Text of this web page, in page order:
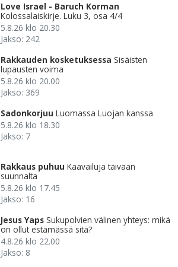
Love Israel - Baruch Korman
Kolossalaiskirje. Luku 3, osa 4/4
5.8.26 klo 20.30
Jakso: 242
Rakkauden kosketuksessa Sisäisten
lupausten voima
5.8.26 klo 20.00
Jakso: 369
Sadonkorjuu Luomassa Luojan kanssa
5.8.26 klo 18.30
Jakso: 7
Rakkaus puhuu Kaavailuja taivaan
suunnalta
5.8.26 klo 17.45
Jakso: 16
Jesus Yaps Sukupolvien välinen yhteys: mikä
on ollut estämässä sitä?
4.8.26 klo 22.00
Jakso: 8